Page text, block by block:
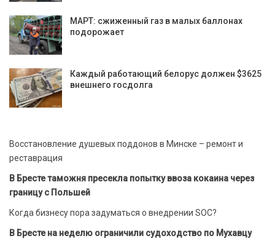
МАРТ: сжиженный газ в малых баллонах
подорожает
Каждый работающий белорус должен $3625
внешнего госдолга
Восстановление душевых поддонов в Минске – ремонт и
реставрация
В Бресте таможня пресекла попытку ввоза кокаина через
границу с Польшей
Когда бизнесу пора задуматься о внедрении SOC?
В Бресте на неделю ограничили судоходство по Мухавцу